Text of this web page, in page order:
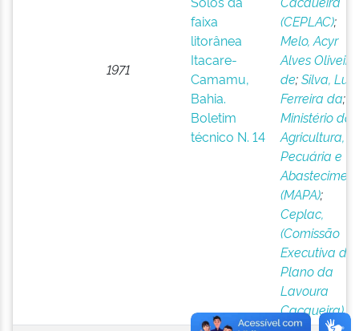
1971
faixa
litorânea
Itacare-
Camamu,
Bahia.
Boletim
técnico N. 14
(CEPLAC);
Melo, Acyr
Alves Oliveira
de;Silva, Luiz
Ferreira da;
Ministério da
Agricultura,
Pecuária e
(MAPA);
Ceplac,
(Comissão
Executiva do
Plano da
Lavoura
Cacaueira)